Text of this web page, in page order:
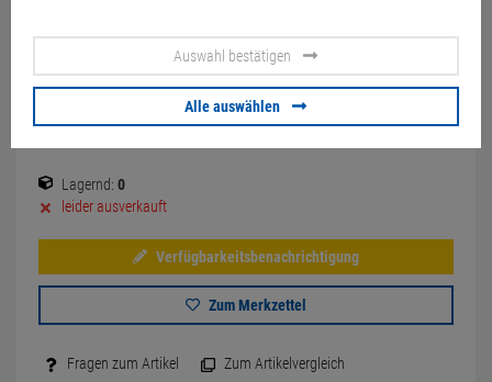
86,00 €
Lagernd: 0
leider ausverkauft
Verfügbarkeitsbenachrichtigung
Zum Merkzettel
Fragen zum Artikel Zum Artikelvergleich
Auswahl bestätigen
Alle auswählen